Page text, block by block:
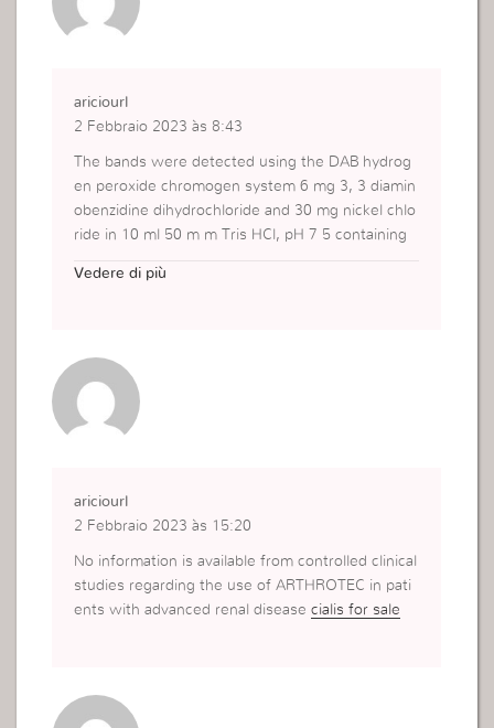
ariciourl
2 Febbraio 2023 às 8:43
The bands were detected using the DAB hydrog
en peroxide chromogen system 6 mg 3, 3 diamin
obenzidine dihydrochloride and 30 mg nickel chlo
ride in 10 ml 50 m m Tris HCl, pH 7 5 containing
survival curves were generated from 3 independ
Vedere di più
ariciourl
2 Febbraio 2023 às 15:20
No information is available from controlled clinical
studies regarding the use of ARTHROTEC in pati
ents with advanced renal diseasecialis for sale